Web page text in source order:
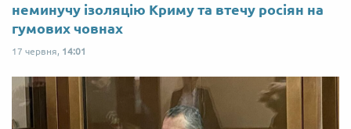
неминучу ізоляцію Криму та втечу росіян на
гумових човнах
17 червня, 14:01